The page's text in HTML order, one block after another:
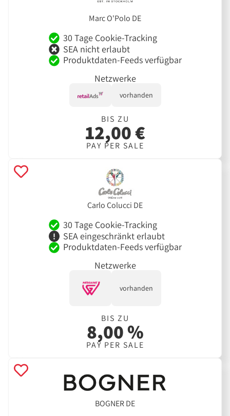
Marc O'Polo DE
30 Tage Cookie-Tracking
SEA nicht erlaubt
Produktdaten-Feeds verfügbar
Netzwerke
vorhanden
BIS ZU
12,00 €
PAY PER SALE
Carlo Colucci DE
30 Tage Cookie-Tracking
SEA eingeschränkt erlaubt
Produktdaten-Feeds verfügbar
Netzwerke
vorhanden
BIS ZU
8,00 %
PAY PER SALE
BOGNER DE